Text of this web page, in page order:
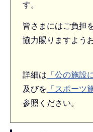
す。
皆さまにはご負担
協力賜りますよう
詳細は 「公の施設
及びを 「スポーツ
参照ください。